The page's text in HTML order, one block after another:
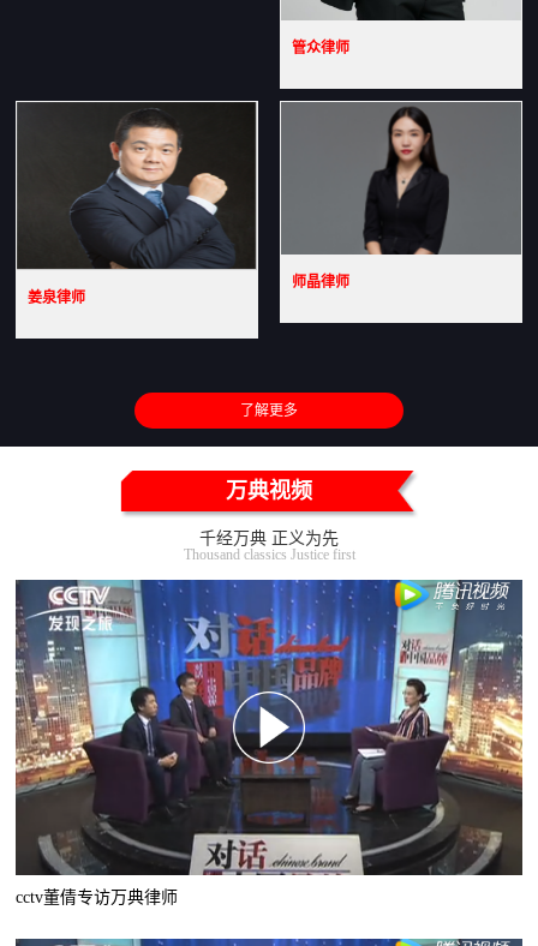
管众律师
姜泉律师
师晶律师
了解更多
万典视频
千经万典 正义为先
Thousand classics Justice first
cctv董倩专访万典律师